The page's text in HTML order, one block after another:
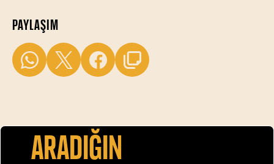
PAYLAŞIM
Aradiğin